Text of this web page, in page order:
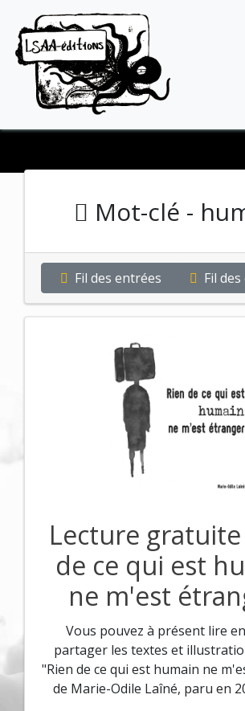
Mot-clé -
Fil des entrées Fil des
Lecture gratuite
de ce qui est
ne m'est
Vous pouvez à présent lire
partager les textes et
"Rien de ce qui est humain ne
de Marie-Odile Laîné, paru en